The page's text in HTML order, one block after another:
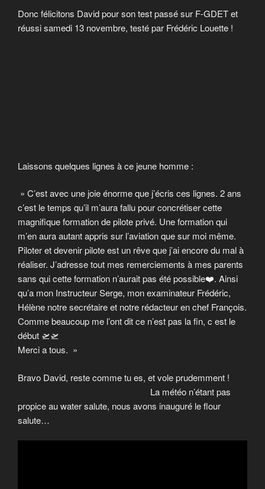
Donc félicitons David pour son test passé sur F-GDET et
réussi samedi 13 novembre, testé par Frédéric Louette !
Laissons quelques lignes à ce jeune homme :
» C’est avec une joie énorme que j’écris ces lignes. 2 ans
c’est le temps qu’il m’aura fallu pour concrétiser cette
magnifique formation de pilote privé. Une formation qui
m’en aura autant appris sur l’aviation que sur moi même.
Piloter et devenir pilote est un rêve que j’ai encore du mal à
réaliser. J’adresse tout mes remerciements à mes parents
sans qui cette formation n’aurait pas été possible❤️. Ainsi
qu’a mon Instructeur Serge, mon examinateur Frédéric,
Hélène notre secrétaire et notre rédacteur en chef François.
Comme beaucoup me l’ont dit ce n’est pas la fin, c est le
début 🛫🛫
Merci a tous. »
Bravo David, reste comme tu es, et vole prudemment !
La météo n’étant pas
propice au water salute, nous avons inauguré le flour
salute…